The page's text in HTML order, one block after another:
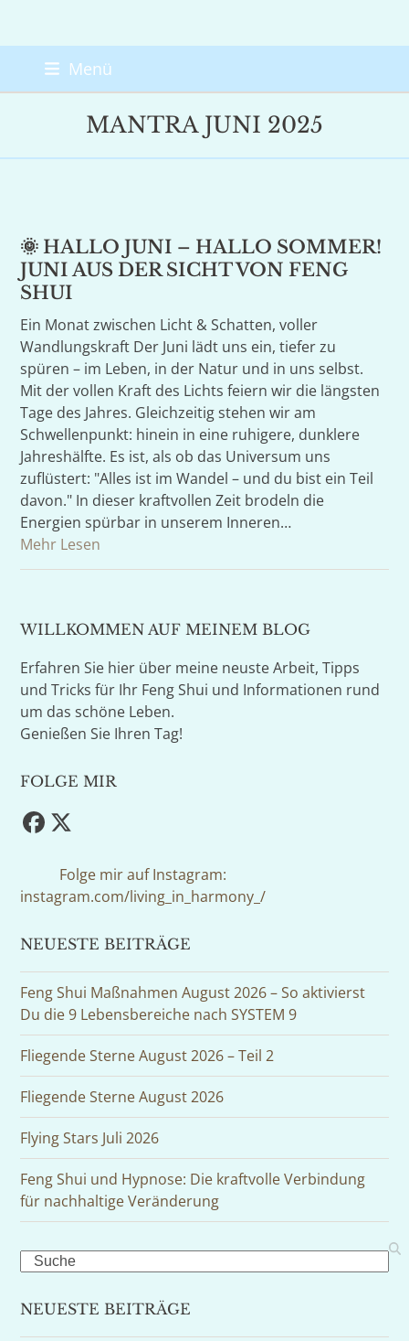
content
Menü
MANTRA JUNI 2025
🌞 HALLO JUNI – HALLO SOMMER!
JUNI AUS DER SICHT VON FENG
SHUI
Ein Monat zwischen Licht & Schatten, voller
Wandlungskraft Der Juni lädt uns ein, tiefer zu
spüren – im Leben, in der Natur und in uns selbst.
Mit der vollen Kraft des Lichts feiern wir die längsten
Tage des Jahres. Gleichzeitig stehen wir am
Schwellenpunkt: hinein in eine ruhigere, dunklere
Jahreshälfte. Es ist, als ob das Universum uns
zuflüstert: "Alles ist im Wandel – und du bist ein Teil
davon." In dieser kraftvollen Zeit brodeln die
Energien spürbar in unserem Inneren…
Mehr Lesen
WILLKOMMEN AUF MEINEM BLOG
Erfahren Sie hier über meine neuste Arbeit, Tipps
und Tricks für Ihr Feng Shui und Informationen rund
um das schöne Leben.
Genießen Sie Ihren Tag!
FOLGE MIR
Facebook
Twitter
Folge mir auf Instagram:
instagram.com/living_in_harmony_/
NEUESTE BEITRÄGE
Feng Shui Maßnahmen August 2026 – So aktivierst
Du die 9 Lebensbereiche nach SYSTEM 9
Fliegende Sterne August 2026 – Teil 2
Fliegende Sterne August 2026
Flying Stars Juli 2026
Feng Shui und Hypnose: Die kraftvolle Verbindung
für nachhaltige Veränderung
Search
NEUESTE BEITRÄGE